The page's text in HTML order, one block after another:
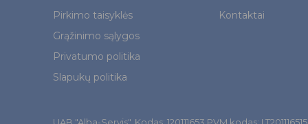
Pirkimo taisyklės
Grąžinimo sąlygos
Privatumo politika
Slapukų politika
Kontaktai